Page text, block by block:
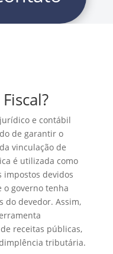
e contábil
de garantir o
vinculação de
é utilizada como
impostos devidos
governo tenha
do devedor. Assim,
receitas públicas,
tributária.